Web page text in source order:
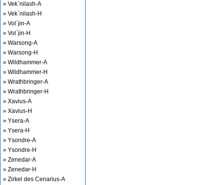
» Vek`nilash-A
» Vek`nilash-H
» Vol`jin-A
» Vol`jin-H
» Warsong-A
» Warsong-H
» Wildhammer-A
» Wildhammer-H
» Wrathbringer-A
» Wrathbringer-H
» Xavius-A
» Xavius-H
» Ysera-A
» Ysera-H
» Ysondre-A
» Ysondre-H
» Zenedar-A
» Zenedar-H
» Zirkel des Cenarius-A